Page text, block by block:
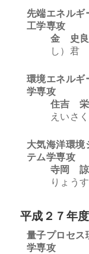
先端エネルギ
工学専攻
金 史良
し）君
環境エネルギ
学専攻
住吉
えいさ
大気海洋環境
テム学専攻
寺岡
りょう
平成２７年
量子プロセス
学専攻